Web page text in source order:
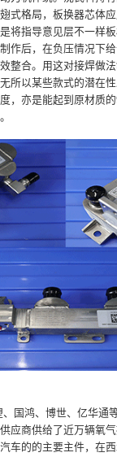
式格局，板换器芯体
将指导意见层不一样
作后，在负压情况下
整合。用这对接焊做
所以某些款式的潜在
，亦是能起到原材质
国鸿、博世、亿华通
应商供给了近万辆氧
车的的主要主件，在